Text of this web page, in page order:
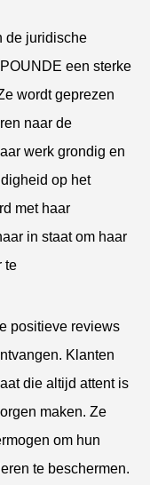
de juridische
een sterke
wordt geprezen
naar de
werk grondig en
op het
met haar
in staat om haar
te
positieve reviews
Klanten
die altijd attent is
maken. Ze
om hun
te beschermen.